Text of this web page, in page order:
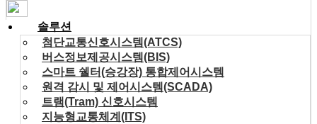
솔루션
첨단교통신호시스템(ATCS)
버스정보제공시스템(BIS)
스마트 쉘터(승강장) 통합제어시스템
원격 감시 및 제어시스템(SCADA)
트램(Tram) 신호시스템
지능형교통체계(ITS)